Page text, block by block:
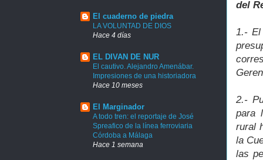
del
1.- El
2.-
para
rural
la
las
El cuaderno de piedra
LA VOLUNTAD DE DIOS
Hace 4 días
EL DIVAN DE NUR
El cautivo. Alejandro Amenábar.
Impresiones de una historiadora
Hace 10 meses
El Marginador
A todo tren: el reportaje de José
Spreafico de la línea ferroviaria
Córdoba a Málaga
Hace 1 semana